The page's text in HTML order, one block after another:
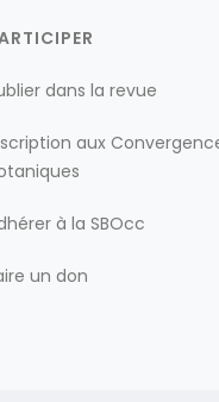
dans la revue
aux
à la SBOcc
un don